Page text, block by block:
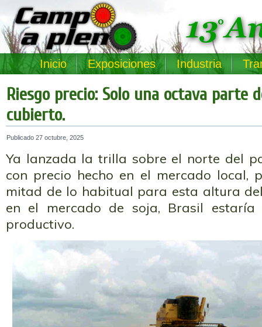
Inicio Exposiciones Industria
Riesgo precio: Solo una octava parte
cubierto.
Publicado 27 octubre, 2025
Ya lanzada la trilla sobre el norte del
con precio hecho en el mercado local,
mitad de lo habitual para esta altura
en el mercado de soja, Brasil estaría
productivo.